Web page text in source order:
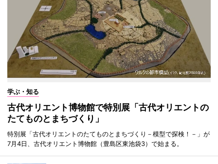
学ぶ・知る
古代オリエント博物館で特別展「古代オリエントの
たてものとまちづくり」
特別展「古代オリエントのたてものとまちづくり－模型で探検！－」が
7月4日、古代オリエント博物館（豊島区東池袋3）で始まる。